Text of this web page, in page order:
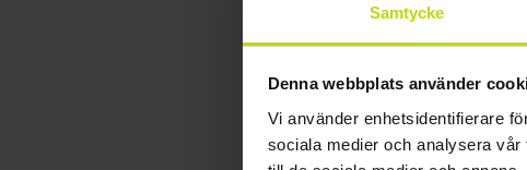
Samtycke
Denna webbplats använder
Vi använder enhetsidentifierare
sociala medier och analysera
FÅ KVAR
aug